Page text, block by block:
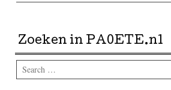
Zoeken in PA0ETE.nl
Search